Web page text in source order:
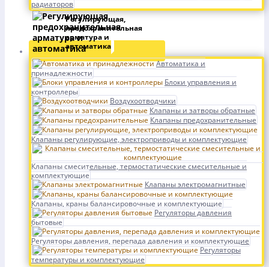
радиаторов
Регулирующая,
предохранительная
арматура и
автоматика
Автоматика и
принадлежности
Блоки управления и
контроллеры
Воздухоотводчики
Клапаны и затворы обратные
Клапаны предохранительные
Клапаны регулирующие, электроприводы и комплектующие
Клапаны смесительные, термостатические смесительные и
комплектующие
Клапаны электромагнитные
Клапаны, краны балансировочные и комплектующие
Регуляторы давления
бытовые
Регуляторы давления, перепада давления и комплектующие
Регуляторы
температуры и комплектующие